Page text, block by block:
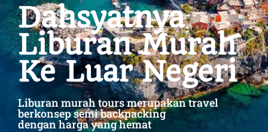
Dahsyatnya
Liburan Murah
Ke Luar Negeri
Liburan murah tours merupakan travel
berkonsep semi backpacking
dengan harga yang hemat